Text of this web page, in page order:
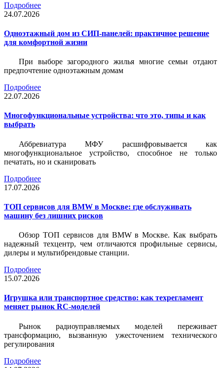
Подробнее
24.07.2026
Одноэтажный дом из СИП-панелей: практичное решение
для комфортной жизни
При выборе загородного жилья многие семьи отдают
предпочтение одноэтажным домам
Подробнее
22.07.2026
Многофункциональные устройства: что это, типы и как
выбрать
Аббревиатура МФУ расшифровывается как
многофункциональное устройство, способное не только
печатать, но и сканировать
Подробнее
17.07.2026
ТОП сервисов для BMW в Москве: где обслуживать
машину без лишних рисков
Обзор ТОП сервисов для BMW в Москве. Как выбрать
надежный техцентр, чем отличаются профильные сервисы,
дилеры и мультибрендовые станции.
Подробнее
15.07.2026
Игрушка или транспортное средство: как техрегламент
меняет рынок RC-моделей
Рынок радиоуправляемых моделей переживает
трансформацию, вызванную ужесточением технического
регулирования
Подробнее